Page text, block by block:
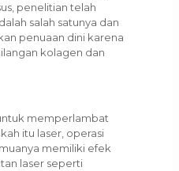
penelitian telah
salah satunya dan
penuaan dini karena
kolagen dan
memperlambat
itu laser, operasi
memiliki efek
laser seperti